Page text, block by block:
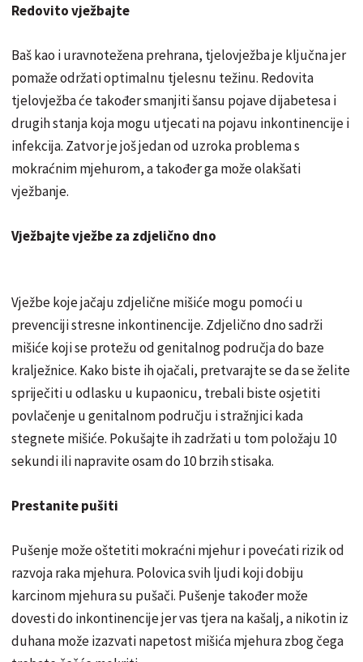
Redovito vježbajte
Baš kao i uravnotežena prehrana, tjelovježba je ključna jer
pomaže održati optimalnu tjelesnu težinu. Redovita
tjelovježba će također smanjiti šansu pojave dijabetesa i
drugih stanja koja mogu utjecati na pojavu inkontinencije i
infekcija. Zatvor je još jedan od uzroka problema s
mokraćnim mjehurom, a također ga može olakšati
vježbanje.
Vježbajte vježbe za zdjelično dno
Vježbe koje jačaju zdjelične mišiće mogu pomoći u
prevenciji stresne inkontinencije. Zdjelično dno sadrži
mišiće koji se protežu od genitalnog područja do baze
kralježnice. Kako biste ih ojačali, pretvarajte se da se želite
spriječiti u odlasku u kupaonicu, trebali biste osjetiti
povlačenje u genitalnom području i stražnjici kada
stegnete mišiće. Pokušajte ih zadržati u tom položaju 10
sekundi ili napravite osam do 10 brzih stisaka.
Prestanite pušiti
Pušenje može oštetiti mokraćni mjehur i povećati rizik od
razvoja raka mjehura. Polovica svih ljudi koji dobiju
karcinom mjehura su pušači. Pušenje također može
dovesti do inkontinencije jer vas tjera na kašalj, a nikotin iz
duhana može izazvati napetost mišića mjehura zbog čega